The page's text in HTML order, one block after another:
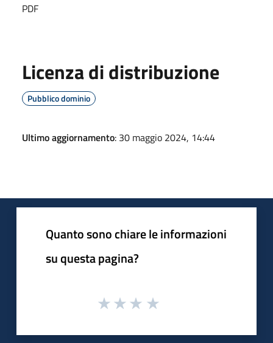
PDF
Licenza di distribuzione
Pubblico dominio
Ultimo aggiornamento: 30 maggio 2024, 14:44
Quanto sono chiare le informazioni
su questa pagina?